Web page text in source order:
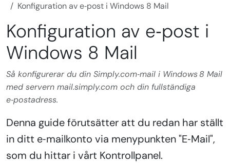
Konfiguration av e‑post i Windows 8 Mail
Konfiguration av e‑post i
Windows 8 Mail
Så konfigurerar du din Simply.com‑mail i Windows 8 Mail
med servern mail.simply.com och din fullständiga
e‑postadress.
Denna guide förutsätter att du redan har ställt
in ditt e‑mailkonto via menypunkten "E‑Mail",
som du hittar i vårt Kontrollpanel.